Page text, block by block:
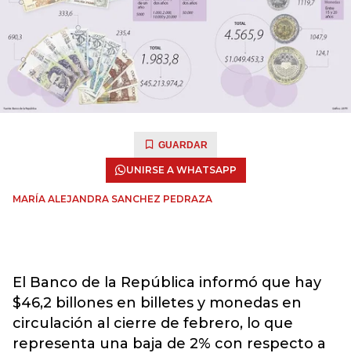
GUARDAR
UNIRSE A WHATSAPP
MARÍA ALEJANDRA SANCHEZ PEDRAZA
El Banco de la República informó que hay
$46,2 billones en billetes y monedas en
circulación al cierre de febrero, lo que
representa una baja de 2% con respecto a